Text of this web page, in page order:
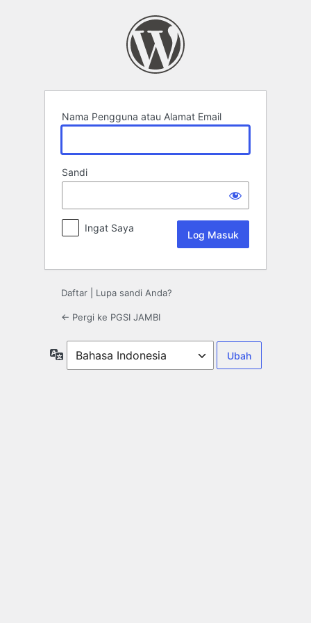
Nama Pengguna atau Alamat Email
Sandi
Ingat Saya
Daftar Lupa sandi Anda?
← Pergi ke PGSI JAMBI
Bahasa